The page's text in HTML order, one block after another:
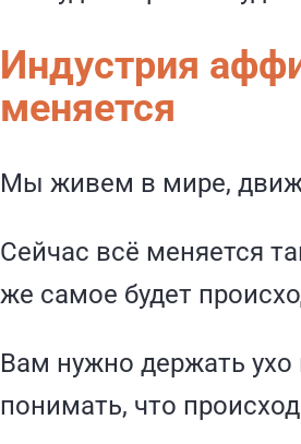
Индустрия
меняется
Мы живем в мире,
Сейчас всё меняется
же самое будет
Вам нужно держать
понимать, что